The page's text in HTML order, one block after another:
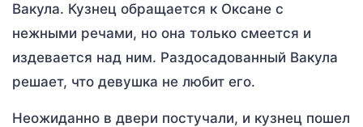
Вакула. Кузнец обращается к Оксане с
нежными речами, но она только смеется и
издевается над ним. Раздосадованный Вакула
решает, что девушка не любит его.
Неожиданно в двери постучали, и кузнец пошел